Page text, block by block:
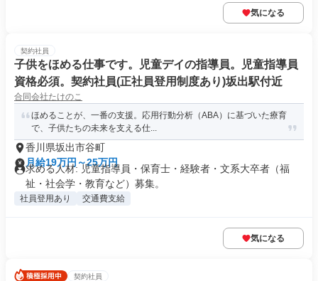
気になる
契約社員
子供をほめる仕事です。児童デイの指導員。児童指導員
資格必須。契約社員(正社員登用制度あり)坂出駅付近
合同会社たけのこ
ほめることが、一番の支援。応用行動分析（ABA）に基づいた療育
で、子供たちの未来を支える仕...
香川県坂出市谷町
月給19万円～25万円
求める人材: 児童指導員・保育士・経験者・文系大卒者（福
祉・社会学・教育など）募集。
社員登用あり 交通費支給
気になる
契約社員